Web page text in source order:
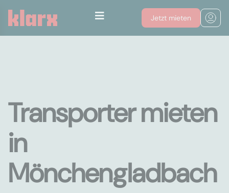
Jetzt mieten
Transporter mieten
in
Mönchengladbach